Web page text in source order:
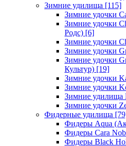
Зимние удилища [115]
Зимние удочки
Зимние удочки
Родс) [6]
Зимние удочки
Зимние удочки
Зимние удочки
Культур) [19]
Зимние удочки
Зимние удочки
Зимние удилища
Зимние удочки
Фидерные удилища
Фидеры Aqua
Фидеры Cara
Фидеры Black